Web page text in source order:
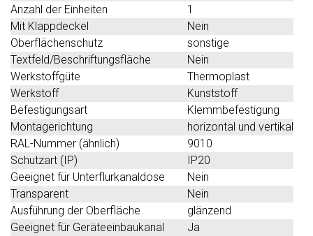
Anzahl der Einheiten
1
Mit Klappdeckel
Nein
Oberflächenschutz
sonstige
Textfeld/Beschriftungsfläche
Nein
Werkstoffgüte
Thermoplast
Werkstoff
Kunststoff
Befestigungsart
Klemmbefestigung
Montagerichtung
horizontal und vertikal
RAL-Nummer (ähnlich)
9010
Schutzart (IP)
IP20
Geeignet für Unterflurkanaldose
Nein
Transparent
Nein
Ausführung der Oberfläche
glänzend
Geeignet für Geräteeinbaukanal
Ja